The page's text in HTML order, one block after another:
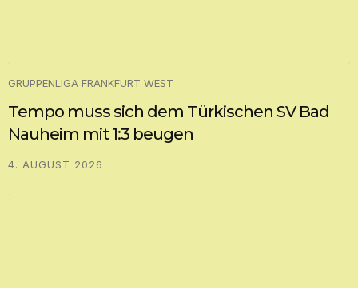
GRUPPENLIGA FRANKFURT WEST
Tempo muss sich dem Türkischen SV Bad
Nauheim mit 1:3 beugen
4. AUGUST 2026